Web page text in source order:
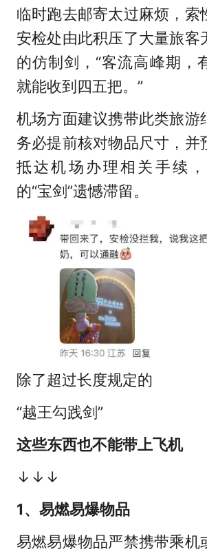
临时跑去邮寄太过麻烦，索
安检处由此积压了大量旅客
的仿制剑，“客流高峰期，
就能收到四五把。”
机场方面建议携带此类旅游
务必提前核对物品尺寸，并
抵达机场办理相关手续
的“宝剑”遗憾滞留。
除了超过长度规定的
“越王勾践剑”
这些东西也不能带上飞机
↓↓↓
1、易燃易爆物品
易燃易爆物品严禁携带乘机